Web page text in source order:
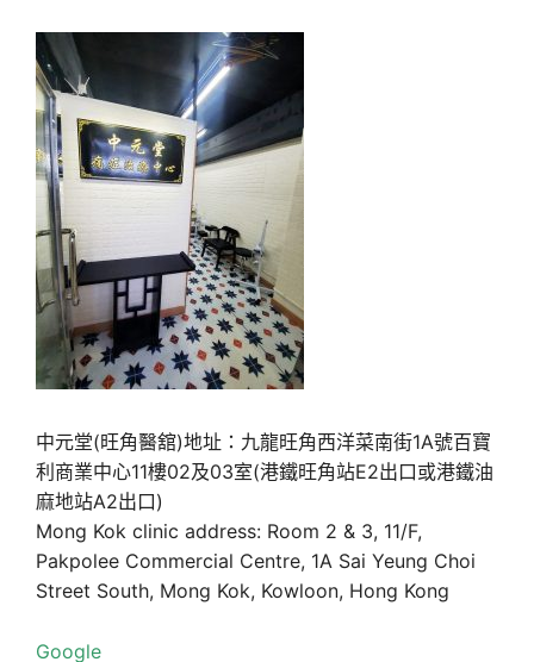
中元堂(旺角醫舘)地址：九龍旺角西洋菜南街1A號百寶
利商業中心11樓02及03室(港鐵旺角站E2出口或港鐵油
麻地站A2出口)
Mong Kok clinic address: Room 2 & 3, 11/F,
Pakpolee Commercial Centre, 1A Sai Yeung Choi
Street South, Mong Kok, Kowloon, Hong Kong
Google